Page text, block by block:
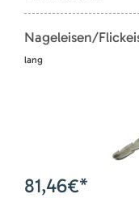
Nageleisen/
lang
81,46€*